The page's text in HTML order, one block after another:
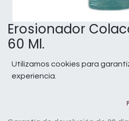
Erosionador
60 Ml.
Internal Reference: 1806053
En existencias
Utilizamos cookies para
experiencia.